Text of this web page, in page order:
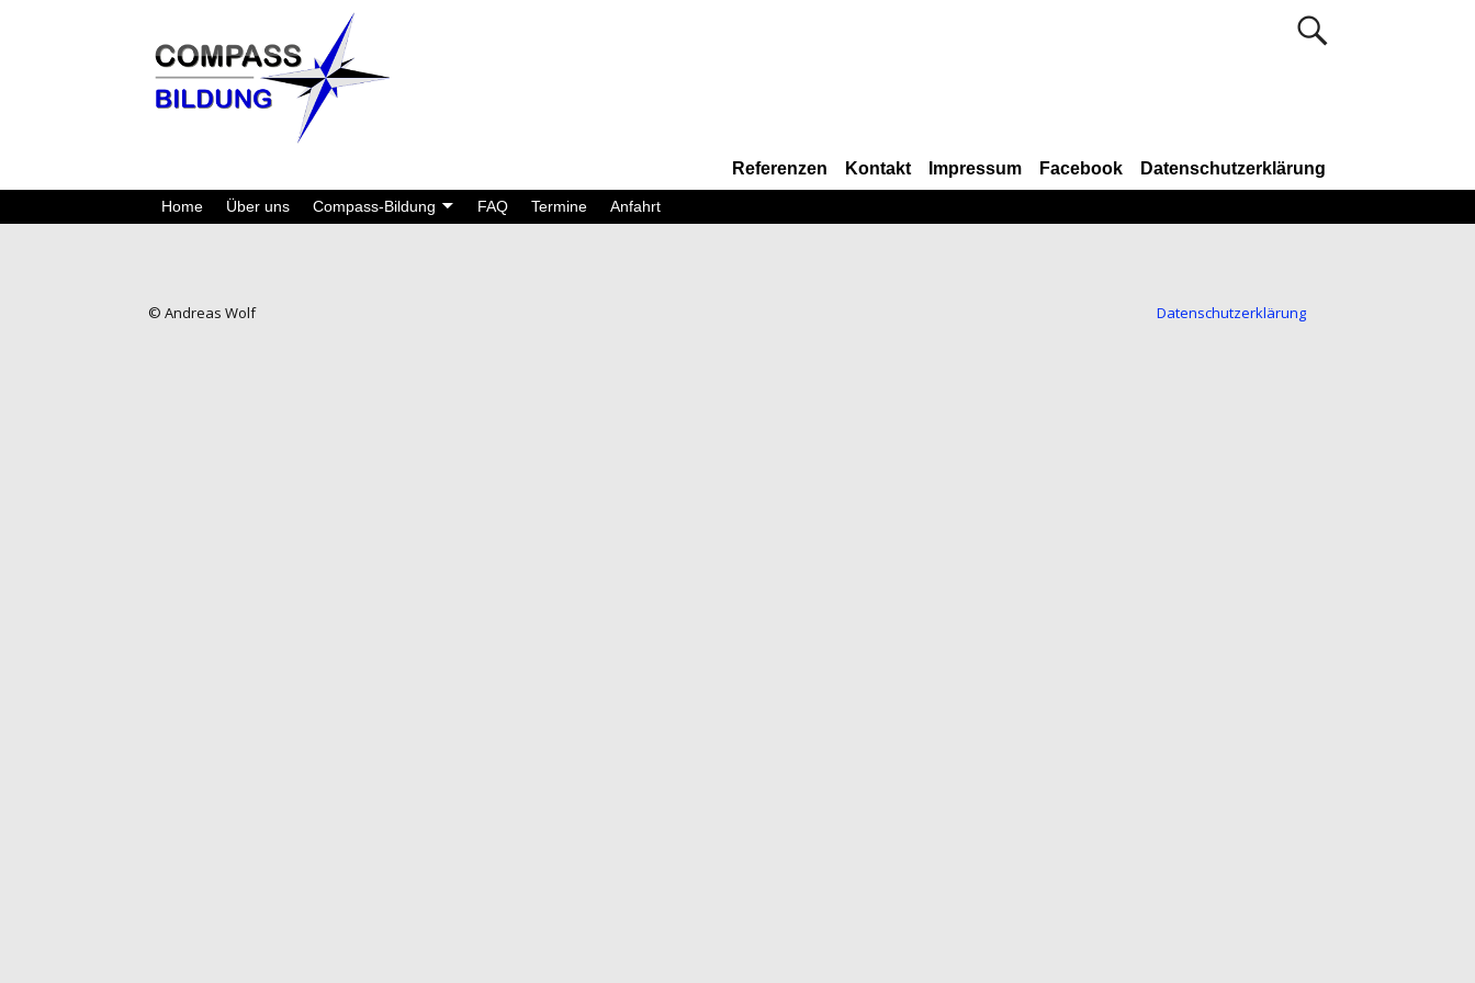
Referenzen Kontakt Impressum Facebook Datenschutzerklärung
Home Über uns Compass-Bildung FAQ Termine Anfahrt
© Andreas Wolf Datenschutzerklärung